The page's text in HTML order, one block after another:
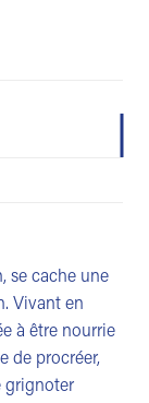
se cache une
Vivant en
à être nourrie
de procréer,
grignoter